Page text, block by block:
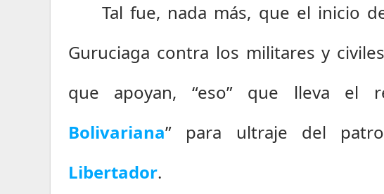
Tal fue, nada más, que el inicio
Guruciaga contra los militares y
que apoyan, “eso” que lleva el
Bolivariana” para ultraje del
Libertador.